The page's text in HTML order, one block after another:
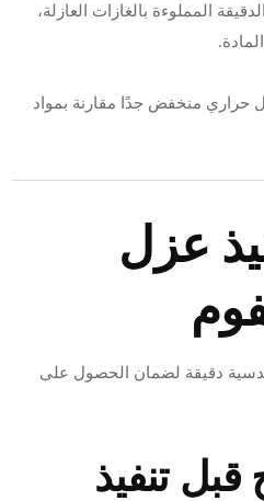
المملوءة بالغازات العازلة،
حراري منخفض جدًا مقارنة بمواد
عزل
دقيقة لضمان الحصول على
تنفيذ